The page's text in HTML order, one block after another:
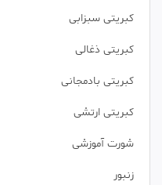
کبریتی سبزابی
کبریتی ذغالی
کبریتی بادمجانی
کبریتی ارتشی
شورت آموزشی
زنبور